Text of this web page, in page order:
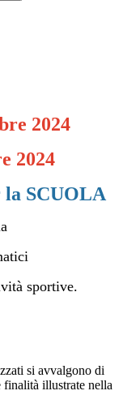
2024
2024
la SCUOLA
sportive.
si avvalgono di
finalità illustrate nella